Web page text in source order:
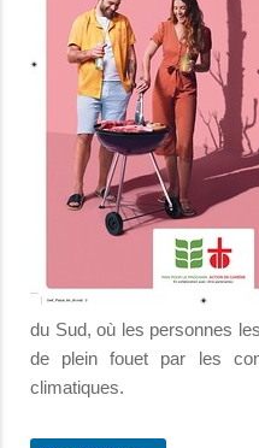
du Sud, où les personnes
de plein fouet par les
climatiques.